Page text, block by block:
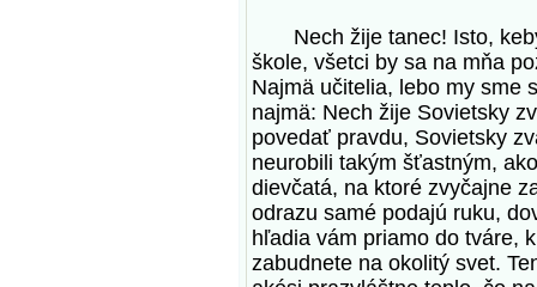
Nech žije tanec! Isto,
škole, všetci by sa na mňa
Najmä učitelia, lebo my sme
najmä: Nech žije Sovietsky
povedať pravdu, Sovietsky
neurobili takým šťastným,
dievčatá, na ktoré zvyčajne
odrazu samé podajú ruku,
hľadia vám priamo do tváre,
zabudnete na okolitý svet.